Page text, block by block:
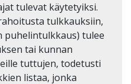
tulevat käytetyiksi.
tulkkauksiin,
puhelintulkkaus) tulee
tai kunnan
tuttujen, todetusti
listaa, jonka